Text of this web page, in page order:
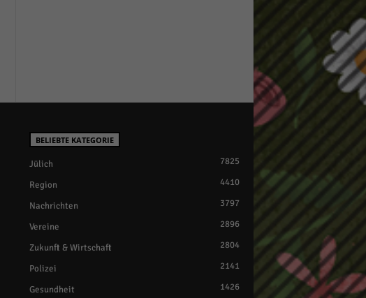
BELIEBTE KATEGORIE
Jülich 7825
Region 4410
Nachrichten 3797
Vereine 2896
Zukunft & Wirtschaft 2804
Polizei 2141
Gesundheit 1426